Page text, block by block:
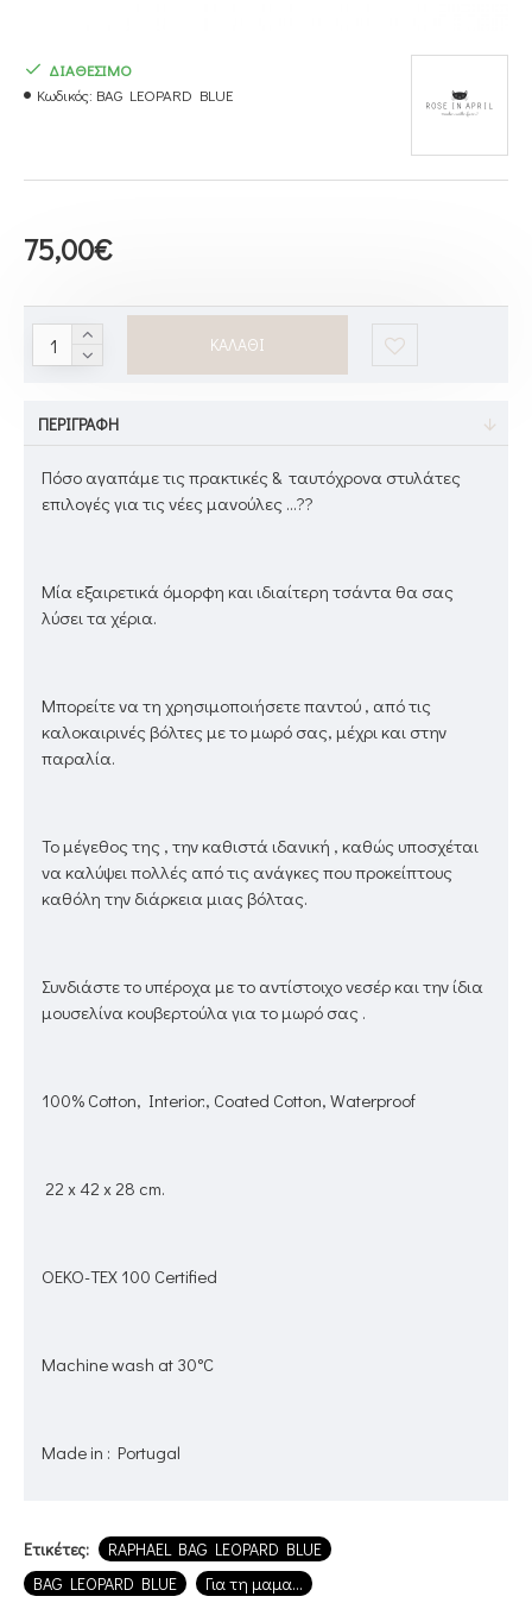
75,00€
ΔΙΑΘΕΣΙΜΟ
Κωδικός: BAG LEOPARD BLUE
ΚΑΛΆΘΙ
ΠΕΡΙΓΡΑΦΉ
Πόσο αγαπάμε τις πρακτικές & ταυτόχρονα στυλάτες
επιλογές για τις νέες μανούλες ...??
Μία εξαιρετικά όμορφη και ιδιαίτερη τσάντα θα σας
λύσει τα χέρια.
Μπορείτε να τη χρησιμοποιήσετε παντού , από τις
καλοκαιρινές βόλτες με το μωρό σας, μέχρι και στην
παραλία.
Το μέγεθος της , την καθιστά ιδανική , καθώς υποσχέται
να καλύψει πολλές από τις ανάγκες που προκείπτους
καθόλη την διάρκεια μιας βόλτας.
Συνδιάστε το υπέροχα με το αντίστοιχο νεσέρ και την ίδια
μουσελίνα κουβερτούλα για το μωρό σας .
100% Cotton, Interior:, Coated Cotton, Waterproof
22 x 42 x 28 cm.
OEKO-TEX 100 Certified
Machine wash at 30°C
Made in : Portugal
Ετικέτες:
RAPHAEL BAG LEOPARD BLUE
BAG LEOPARD BLUE
Για τη μαμα...